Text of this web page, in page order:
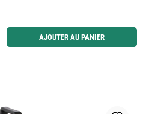
ou utilisez les boutons pour augmenter ou
AJOUTER AU PANIER